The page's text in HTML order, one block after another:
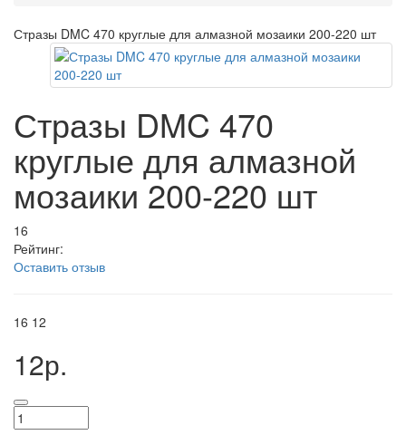
Стразы DMC 470 круглые для алмазной мозаики 200-220 шт
Стразы DMC 470
круглые для алмазной
мозаики 200-220 шт
16
Рейтинг:
Оставить отзыв
16 12
12р.